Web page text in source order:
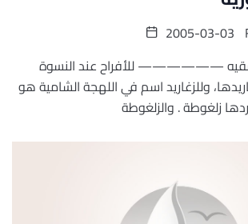
2005-03-03
—————— للأفراح عند النسوة
وللزغاريد اسم في اللهجة الشامية هو
زلغوطة . والزلغوطة